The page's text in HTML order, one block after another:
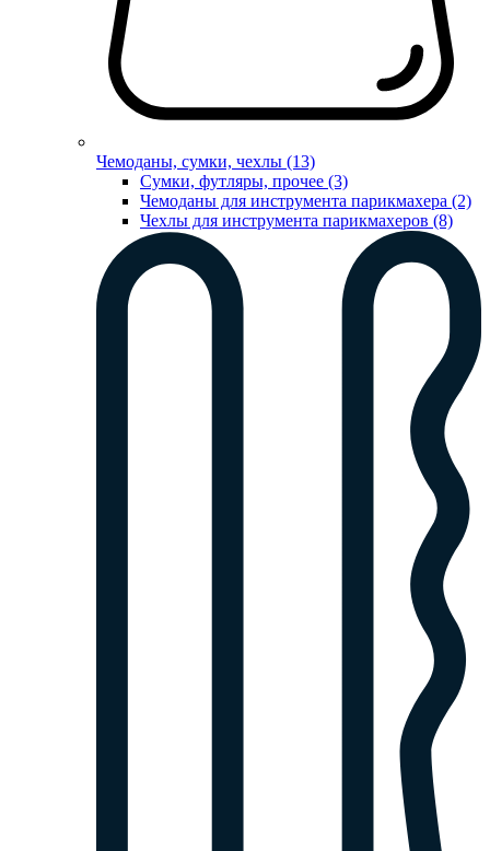
Чемоданы, сумки, чехлы (13)
Сумки, футляры, прочее (3)
Чемоданы для инструмента парикмахера (2)
Чехлы для инструмента парикмахеров (8)